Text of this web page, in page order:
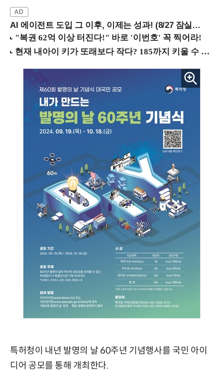
AI 에이전트 도입 그 이후, 이제는 성과! (8/27 잠실역)
특허청이 내년 발명의 날 60주년 기념행사를 국민 아이
디어 공모를 통해 개최한다.